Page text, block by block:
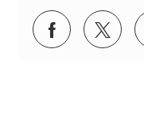
Partager